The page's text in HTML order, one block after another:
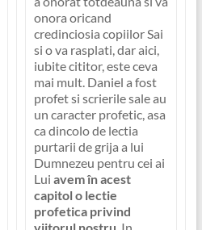
onora oricand
credinciosia copiilor Sai
si o va rasplati, dar aici,
iubite cititor, este ceva
mai mult. Daniel a fost
profet si scrierile sale au
un caracter profetic, asa
ca dincolo de lectia
purtarii de grija a lui
Dumnezeu pentru cei ai
Lui avem în acest
capitol o lectie
profetica privind